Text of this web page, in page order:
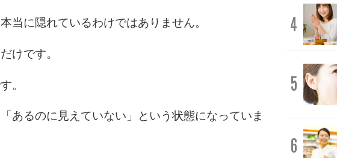
当に隠れているわけではありません。
けです。
。
あるのに見えていない」という状態になっていま
4
5
6